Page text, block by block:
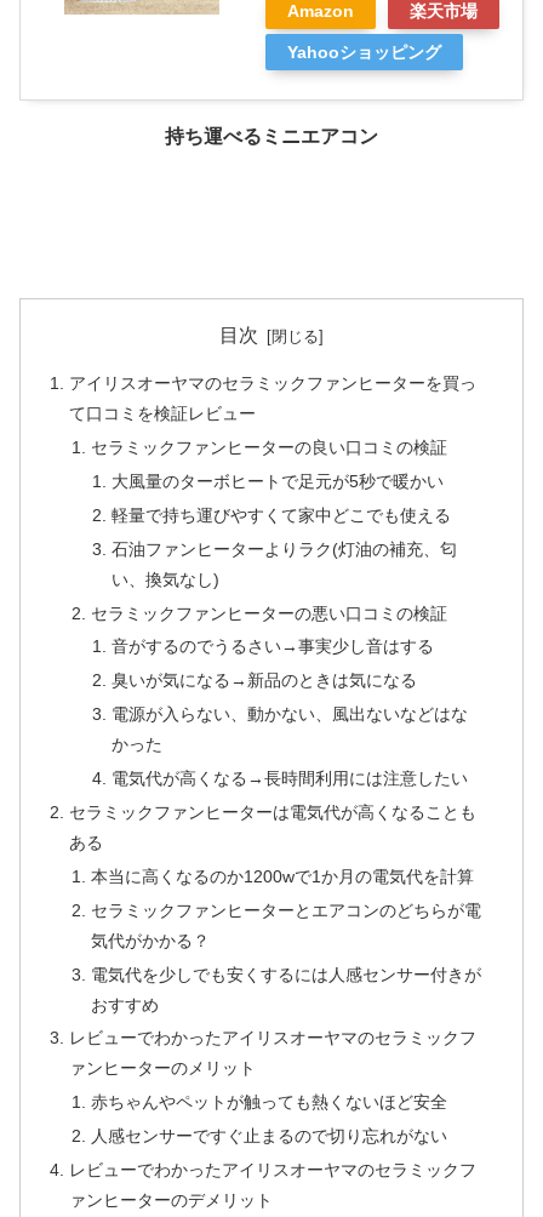
Amazon 楽天市場
Yahooショッピング
持ち運べるミニエアコン
目次
アイリスオーヤマのセラミックファンヒーターを買っ
て口コミを検証レビュー
セラミックファンヒーターの良い口コミの検証
大風量のターボヒートで足元が5秒で暖かい
軽量で持ち運びやすくて家中どこでも使える
石油ファンヒーターよりラク(灯油の補充、匂
い、換気なし)
セラミックファンヒーターの悪い口コミの検証
音がするのでうるさい→事実少し音はする
臭いが気になる→新品のときは気になる
電源が入らない、動かない、風出ないなどはな
かった
電気代が高くなる→長時間利用には注意したい
セラミックファンヒーターは電気代が高くなることも
ある
本当に高くなるのか1200wで1か月の電気代を計算
セラミックファンヒーターとエアコンのどちらが電
気代がかかる？
電気代を少しでも安くするには人感センサー付きが
おすすめ
レビューでわかったアイリスオーヤマのセラミックフ
ァンヒーターのメリット
赤ちゃんやペットが触っても熱くないほど安全
人感センサーですぐ止まるので切り忘れがない
レビューでわかったアイリスオーヤマのセラミックフ
ァンヒーターのデメリット